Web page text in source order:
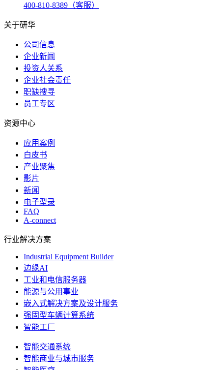
400-810-8389（客服）
关于研华
公司信息
企业新闻
投资人关系
企业社会责任
职缺搜寻
员工专区
资源中心
应用案例
白皮书
产业聚焦
影片
新闻
电子型录
FAQ
A-connect
行业解决方案
Industrial Equipment Builder
边缘AI
工业和电信服务器
能源与公用事业
嵌入式解决方案及设计服务
强固型车辆计算系统
智能工厂
智能交通系统
智能商业与城市服务